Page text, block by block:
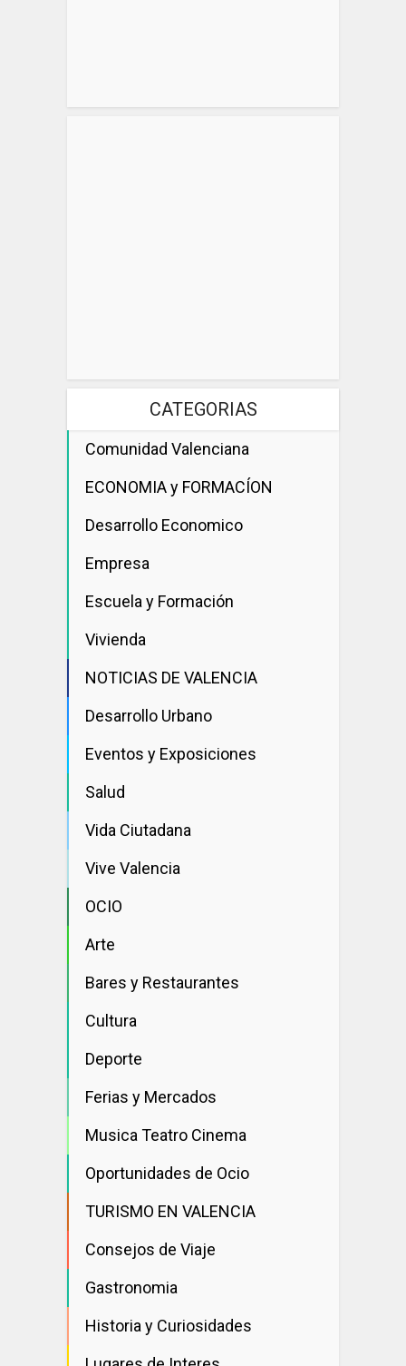
CATEGORIAS
Comunidad Valenciana
ECONOMIA y FORMACÍON
Desarrollo Economico
Empresa
Escuela y Formación
Vivienda
NOTICIAS DE VALENCIA
Desarrollo Urbano
Eventos y Exposiciones
Salud
Vida Ciutadana
Vive Valencia
OCIO
Arte
Bares y Restaurantes
Cultura
Deporte
Ferias y Mercados
Musica Teatro Cinema
Oportunidades de Ocio
TURISMO EN VALENCIA
Consejos de Viaje
Gastronomia
Historia y Curiosidades